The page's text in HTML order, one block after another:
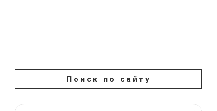
Поиск по сайту